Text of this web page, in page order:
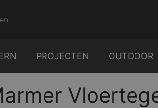
PROJECTEN OUTDOOR